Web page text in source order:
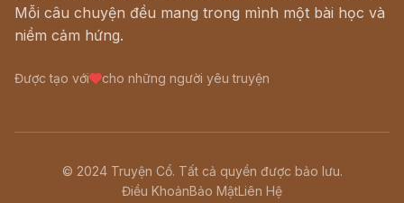
Mỗi câu chuyện đều mang trong mình một bài học và
niềm cảm hứng.
Được tạo với cho những người yêu truyện
© 2024 Truyện Cổ. Tất cả quyền được bảo lưu.
Điều KhoảnBảo MậtLiên Hệ